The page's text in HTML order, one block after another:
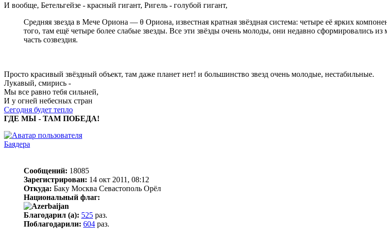
И вообще, Бетельгейзе - красный гигант, Ригель - голубой гигант,
Средняя звезда в Мече Ориона — θ Ориона, известная кратная звёздная система: четыре её ярких
того, там ещё четыре более слабые звезды. Все эти звёзды очень молоды, они недавно сформировались
часть созвездия.
Просто красивый звёздный объект, там даже планет нет! и большинство звезд очень молодые, нестабильные.
Лукавый, смирись -
Мы все равно тебя сильней,
И у огней небесных стран
Сегодня будет тепло
ГДЕ МЫ - ТАМ ПОБЕДА!
Баядера
Сообщений: 18085
Зарегистрирован: 14 окт 2011, 08:12
Откуда: Баку Москва Севастополь Орёл
Национальный флаг:
Благодарил (а): 525 раз.
Поблагодарили: 604 раз.